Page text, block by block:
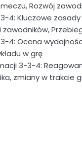
Rozwój
4: Kluczowe
4: Ocena
w grę
3-3-4:
zmiany w trakcie